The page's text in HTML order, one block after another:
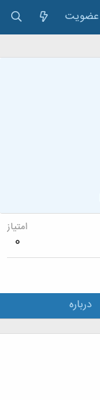
عضویت
امتیاز
0
درباره